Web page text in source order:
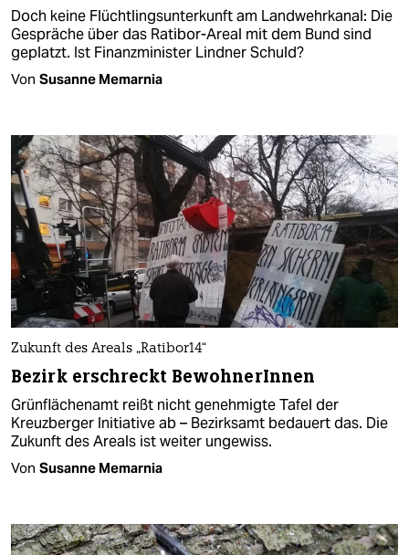
Doch keine Flüchtlingsunterkunft am Landwehrkanal: Die
Gespräche über das Ratibor-Areal mit dem Bund sind
geplatzt. Ist Finanzminister Lindner Schuld?
Von Susanne Memarnia
Zukunft des Areals „Ratibor14“
Bezirk erschreckt BewohnerInnen
Grünflächenamt reißt nicht genehmigte Tafel der
Kreuzberger Initiative ab – Bezirksamt bedauert das. Die
Zukunft des Areals ist weiter ungewiss.
Von Susanne Memarnia